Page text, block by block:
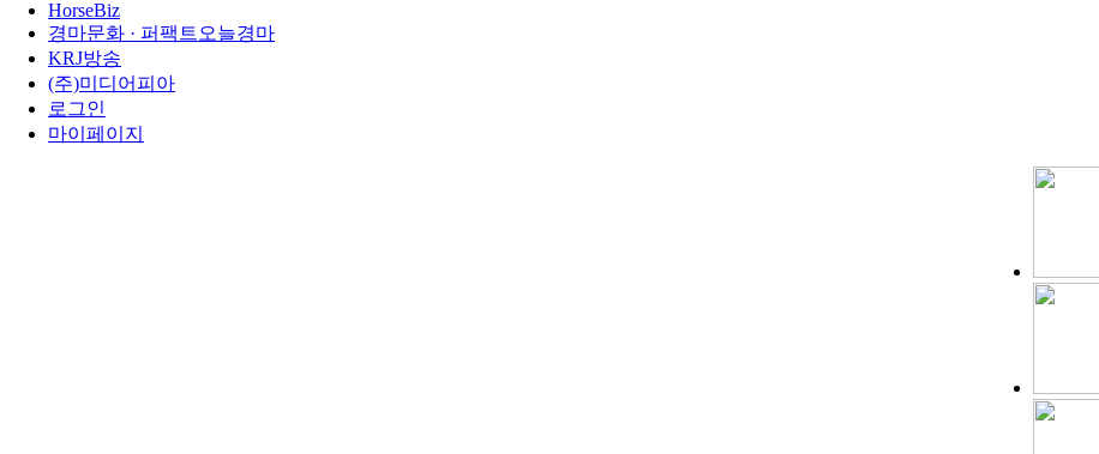
HorseBiz
경마문화 · 퍼팩트오늘경마
KRJ방송
(주)미디어피아
로그인
마이페이지